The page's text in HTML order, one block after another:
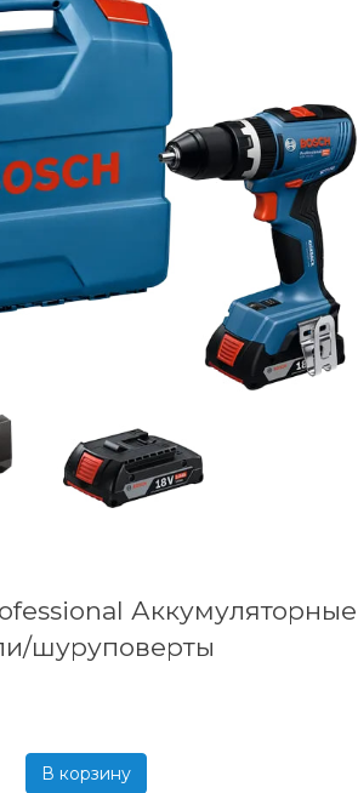
Аккумуляторные
шуруповерты
В корзину